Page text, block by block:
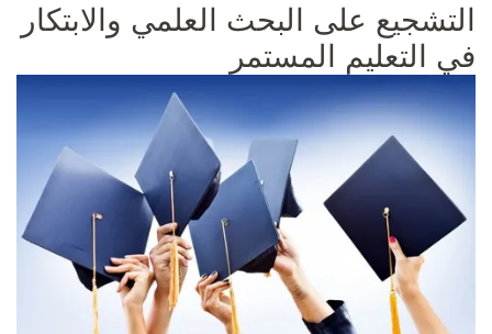
التشجيع على البحث العلمي والابتكار
في التعليم المستمر